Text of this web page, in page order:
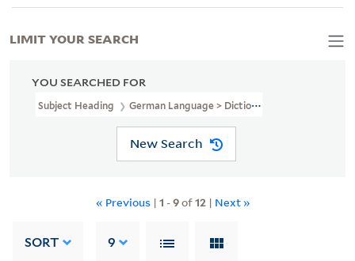
YOU SEARCHED FOR
Subject Heading German Language > Dictionaries
New Search
« Previous | 1 -9of12| Next »
SORT 9
LIMIT YOUR SEARCH